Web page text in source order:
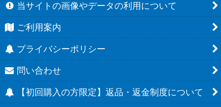
当サイトの画像やデータの利用について
ご利用案内
プライバシーポリシー
問い合わせ
【初回購入の方限定】返品・返金制度について